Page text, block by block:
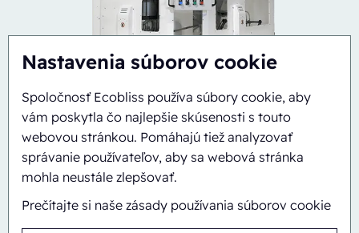
Nastavenia súborov cookie
Spoločnosť Ecobliss používa súbory cookie, aby
vám poskytla čo najlepšie skúsenosti s touto
webovou stránkou. Pomáhajú tiež analyzovať
správanie používateľov, aby sa webová stránka
mohla neustále zlepšovať.
Prečítajte si naše zásady používania súborov cookie